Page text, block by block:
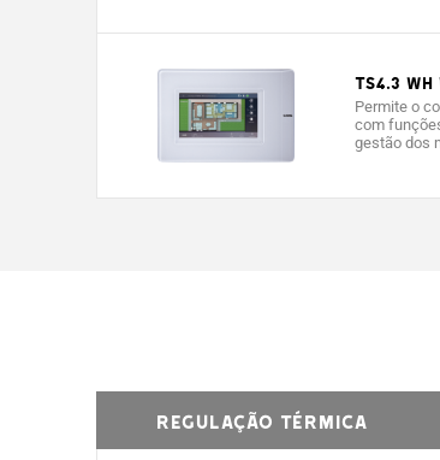
TS4.3 WH
Permite o
com
gestão dos
REGULAÇÃO TÉRMICA